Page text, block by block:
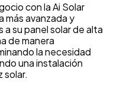
con la Ai Solar
más avanzada y
su panel solar de alta
de manera
la necesidad
una instalación
solar.